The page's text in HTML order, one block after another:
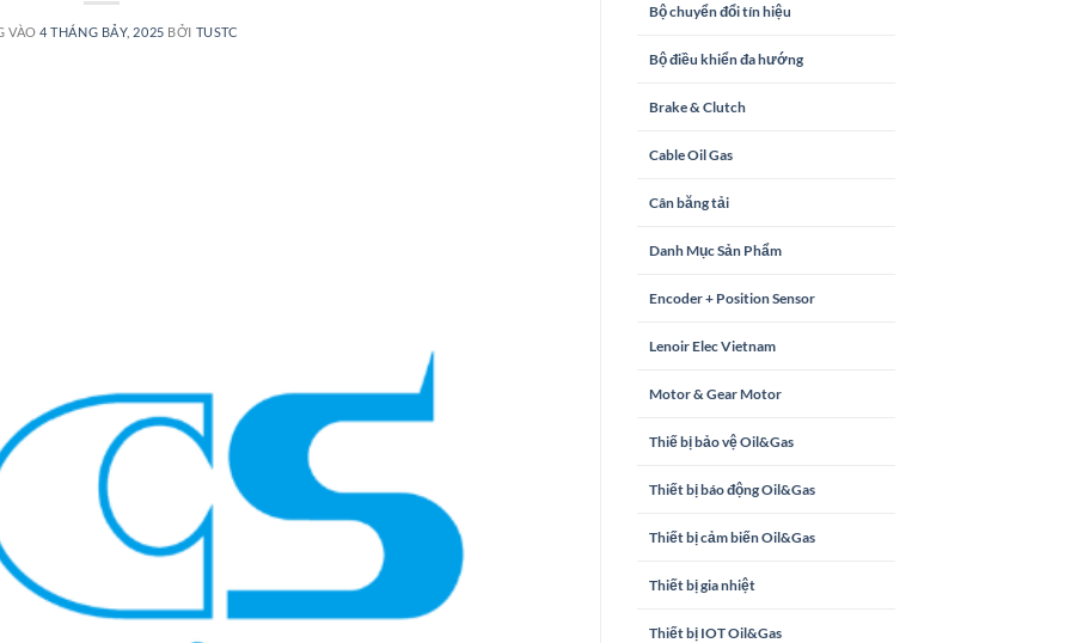
VÀO4 THÁNG BẢY, 2025 BỞI TUSTC
Bộ chuyển đổi tín hiệu
Bộ điều khiển đa hướng
Brake & Clutch
Cable Oil Gas
Cân băng tải
Danh Mục Sản Phẩm
Encoder + Position Sensor
Lenoir Elec Vietnam
Motor & Gear Motor
Thiế bị bảo vệ Oil&Gas
Thiết bị báo động Oil&Gas
Thiết bị cảm biến Oil&Gas
Thiết bị gia nhiệt
Thiết bị IOT Oil&Gas